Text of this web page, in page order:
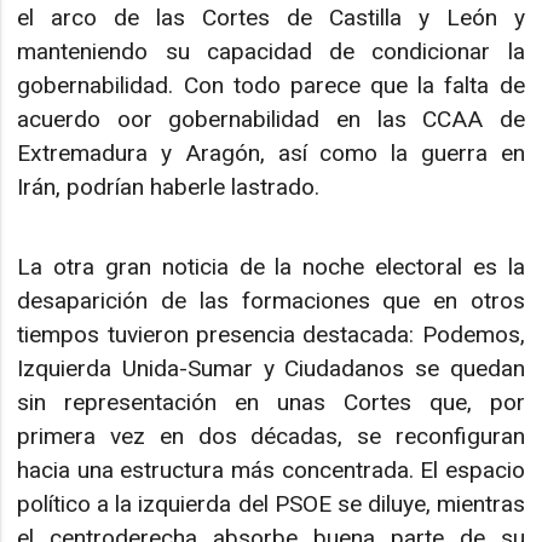
el arco de las Cortes de Castilla y León y
manteniendo su capacidad de condicionar la
gobernabilidad. Con todo parece que la falta de
acuerdo oor gobernabilidad en las CCAA de
Extremadura y Aragón, así como la guerra en
Irán, podrían haberle lastrado.
La otra gran noticia de la noche electoral es la
desaparición de las formaciones que en otros
tiempos tuvieron presencia destacada: Podemos,
Izquierda Unida-Sumar y Ciudadanos se quedan
sin representación en unas Cortes que, por
primera vez en dos décadas, se reconfiguran
hacia una estructura más concentrada. El espacio
político a la izquierda del PSOE se diluye, mientras